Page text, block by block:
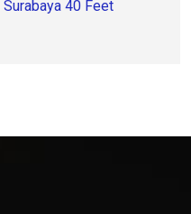
40 Feet